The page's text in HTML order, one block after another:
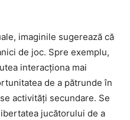
imaginile sugerează că
de joc. Spre exemplu,
interacționa mai
de a pătrunde în
activități secundare. Se
jucătorului de a